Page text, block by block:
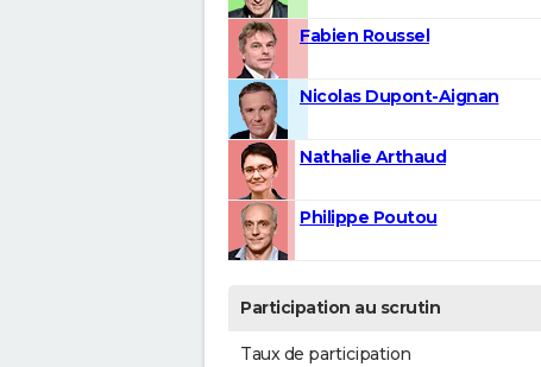
Fabien Roussel
Nicolas Dupont-Aignan
Nathalie Arthaud
Philippe Poutou
Participation au scrutin
Taux de participation